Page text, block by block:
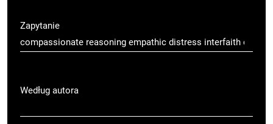
Zapytanie
Według autora